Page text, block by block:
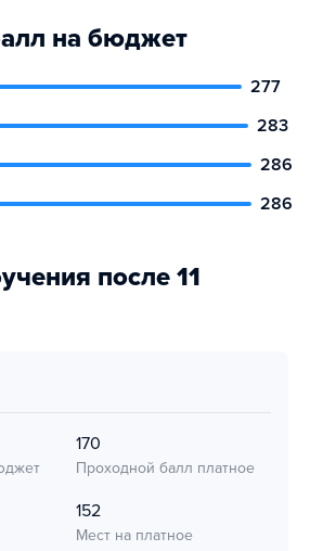
на бюджет
277
283
286
286
после 11
170
Проходной балл платное
152
Мест на платное